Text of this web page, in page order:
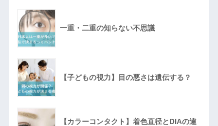
一重・二重の知らない不思議
【子どもの視力】目の悪さは遺伝する？
【カラーコンタクト】着色直径とDIAの違